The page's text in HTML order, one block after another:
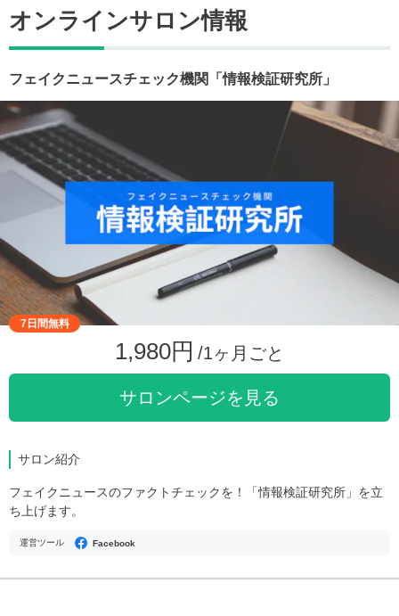
オンラインサロン情報
フェイクニュースチェック機関「情報検証研究所」
7日間無料
1,980円 /1ヶ月ごと
サロンページを見る
サロン紹介
フェイクニュースのファクトチェックを！「情報検証研究所」を立
ち上げます。
運営ツール Facebook